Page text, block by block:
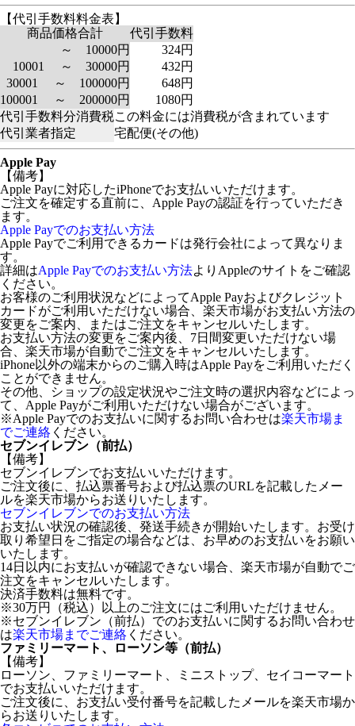
【代引手数料料金表】
商品価格合計
代引手数料
～ 10000円
324円
10001 ～ 30000円
432円
30001 ～ 100000円
648円
100001 ～ 200000円
1080円
代引手数料分消費税この料金には消費税が含まれています
代引業者指定
宅配便(その他)
Apple Pay
【備考】
Apple Payに対応したiPhoneでお支払いいただけます。
ご注文を確定する直前に、Apple Payの認証を行っていただき
ます。
Apple Payでのお支払い方法
Apple Payでご利用できるカードは発行会社によって異なりま
す。
詳細はApple Payでのお支払い方法よりAppleのサイトをご確認
ください。
お客様のご利用状況などによってApple Payおよびクレジット
カードがご利用いただけない場合、楽天市場がお支払い方法の
変更をご案内、またはご注文をキャンセルいたします。
お支払い方法の変更をご案内後、7日間変更いただけない場
合、楽天市場が自動でご注文をキャンセルいたします。
iPhone以外の端末からのご購入時はApple Payをご利用いただく
ことができません。
その他、ショップの設定状況やご注文時の選択内容などによっ
て、Apple Payがご利用いただけない場合がございます。
※Apple Payでのお支払いに関するお問い合わせは楽天市場ま
でご連絡 ください。
セブンイレブン（前払）
【備考】
セブンイレブンでお支払いいただけます。
ご注文後に、払込票番号および払込票のURLを記載したメー
ルを楽天市場からお送りいたします。
セブンイレブンでのお支払い方法
お支払い状況の確認後、発送手続きが開始いたします。お受け
取り希望日をご指定の場合などは、お早めのお支払いをお願い
いたします。
14日以内にお支払いが確認できない場合、楽天市場が自動でご
注文をキャンセルいたします。
決済手数料は無料です。
※30万円（税込）以上のご注文にはご利用いただけません。
※セブンイレブン（前払）でのお支払いに関するお問い合わせ
は楽天市場までご連絡 ください。
ファミリーマート、ローソン等（前払）
【備考】
ローソン、ファミリーマート、ミニストップ、セイコーマート
でお支払いいただけます。
ご注文後に、お支払い受付番号を記載したメールを楽天市場か
らお送りいたします。